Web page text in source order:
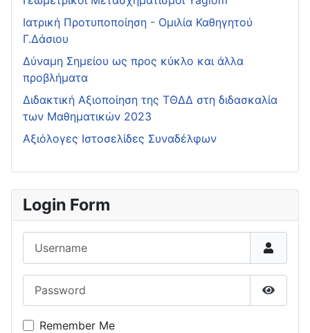
Ιατρική Προτυποποίηση - Ομιλία Καθηγητού
Γ.Δάσιου
Δύναμη Σημείου ως προς κύκλο και άλλα
προβλήματα
Διδακτική Αξιοποίηση της ΤΘΔΔ στη διδασκαλία
των Μαθηματικών 2023
Αξιόλογες Ιστοσελίδες Συναδέλφων
Login Form
Show
Remember Me